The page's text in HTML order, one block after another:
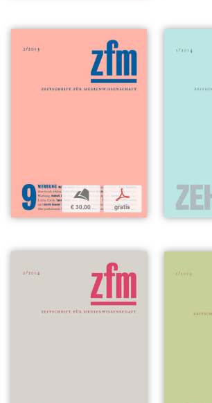
b
€ 30,00
p
gratis